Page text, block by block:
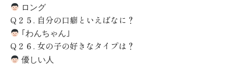
ロング
Q ２５ . 自分の口癖といえばなに？
｢わんちゃん｣
Q ２６ . 女の子の好きなタイプは？
優しい人